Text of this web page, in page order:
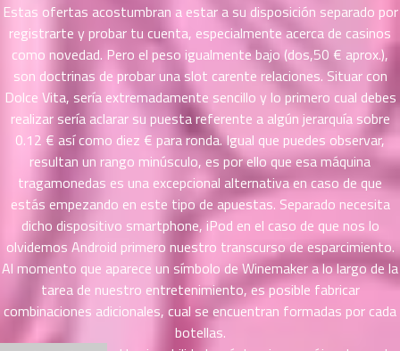
Estas ofertas acostumbran a estar a su disposición separado por
registrarte y probar tu cuenta, especialmente acerca de casinos
como novedad. Pero el peso igualmente bajo (dos,50 € aprox.),
son doctrinas de probar una slot carente relaciones. Situar con
Dolce Vita, serí­a extremadamente sencillo y lo primero cual debes
realizar serí­a aclarar su puesta referente a algún jerarquía sobre
0.12 € así­ como diez € para ronda. Igual que puedes observar,
resultan un rango minúsculo, es por ello que esa máquina
tragamonedas es una excepcional alternativa en caso de que
estás empezando en este tipo de apuestas. Separado necesita
dicho dispositivo smartphone, iPod en el caso de que nos lo
olvidemos Android primero nuestro transcurso de esparcimiento.
Al momento que aparece un símbolo de Winemaker a lo largo de la
tarea de nuestro entretenimiento, es posible fabricar
combinaciones adicionales, cual se encuentran formadas por cada
botellas.
67
ตอน
ที่
68
ตอน
ที่
69
ตอน
70
ตอน
น
71